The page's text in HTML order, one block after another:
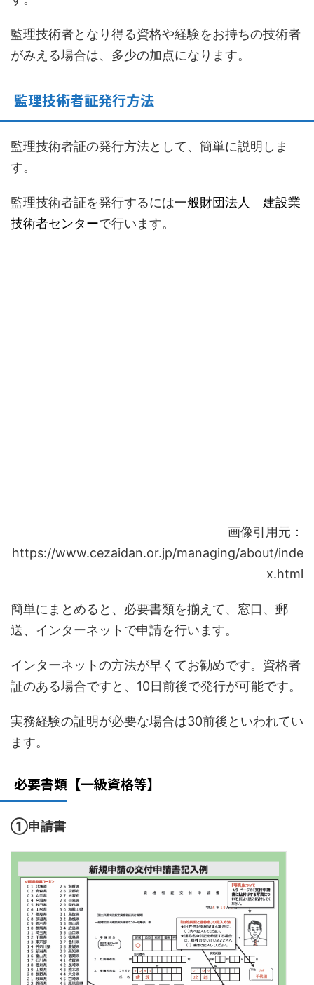
監理技術者となり得る資格や経験をお持ちの技術者
がみえる場合は、多少の加点になります。
監理技術者証発行方法
監理技術者証の発行方法として、簡単に説明しま
す。
監理技術者証を発行するには一般財団法人 建設業
技術者センターで行います。
画像引用元：
https://www.cezaidan.or.jp/managing/about/inde
x.html
簡単にまとめると、必要書類を揃えて、窓口、郵
送、インターネットで申請を行います。
インターネットの方法が早くてお勧めです。資格者
証のある場合ですと、10日前後で発行が可能です。
実務経験の証明が必要な場合は30前後といわれてい
ます。
必要書類【一級資格等】
①申請書